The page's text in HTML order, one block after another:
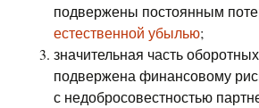
подвержены постоянным
естественной убылью;
значительная часть
подвержена финансовому
с недобросовестностью